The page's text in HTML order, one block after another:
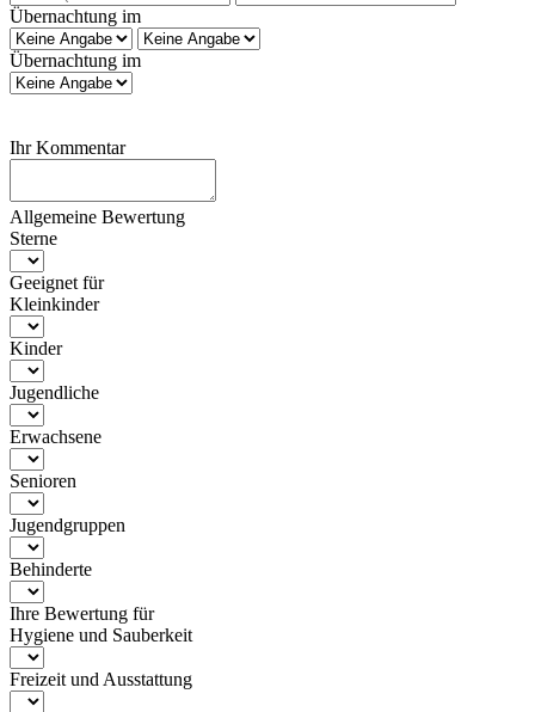
Übernachtung im
Übernachtung im
Ihr Kommentar
Allgemeine Bewertung
Sterne
Geeignet für
Kleinkinder
Kinder
Jugendliche
Erwachsene
Senioren
Jugendgruppen
Behinderte
Ihre Bewertung für
Hygiene und Sauberkeit
Freizeit und Ausstattung